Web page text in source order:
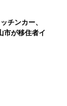
チンカー、
が移住者イ